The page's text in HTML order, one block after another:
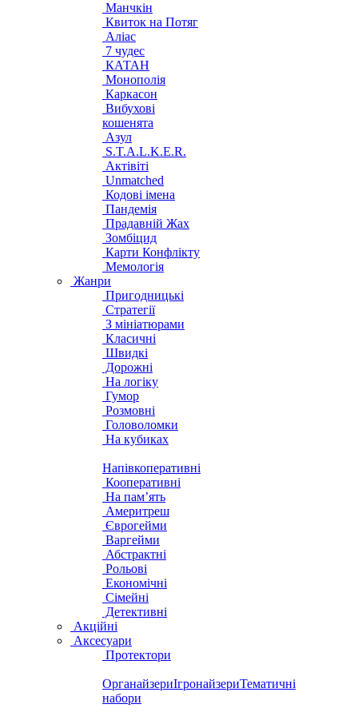
Манчкін
Квиток на Потяг
Аліас
7 чудес
КАТАН
Монополія
Каркасон
Вибухові
кошенята
Азул
S.T.A.L.K.E.R.
Актівіті
Unmatched
Кодові імена
Пандемія
Прадавній Жах
Зомбіцид
Карти Конфлікту
Мемологія
Жанри
Пригодницькі
Стратегії
З мініатюрами
Класичні
Швидкі
Дорожні
На логіку
Гумор
Розмовні
Головоломки
На кубиках
Напівкоперативні
Кооперативні
На пам’ять
Америтреш
Єврогейми
Варгейми
Абстрактні
Рольові
Економічні
Сімейні
Детективні
Акційні
Аксесуари
Протектори
ОрганайзериІгронайзериТематичні
набори